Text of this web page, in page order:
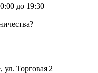
до 19:30
Торговая 2